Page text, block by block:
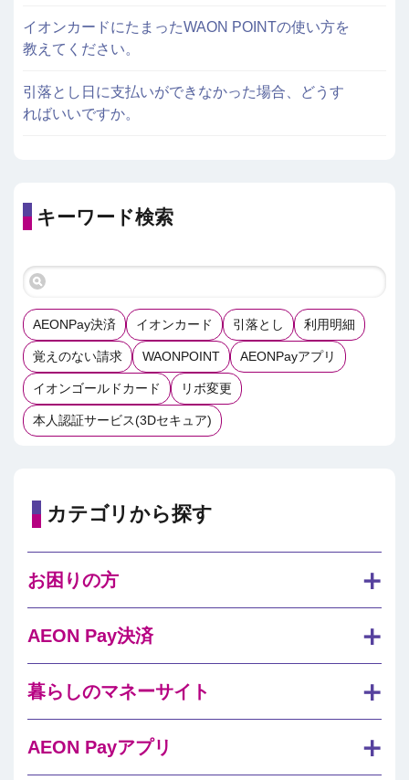
イオンカードにたまったWAON POINTの使い方を
教えてください。
引落とし日に支払いができなかった場合、どうす
ればいいですか。
キーワード検索
AEONPay決済 イオンカード 引落とし 利用明細
覚えのない請求 WAONPOINT AEONPayアプリ
イオンゴールドカード リボ変更
本人認証サービス(3Dセキュア)
カテゴリから探す
お困りの方
AEON Pay決済
暮らしのマネーサイト
AEON Payアプリ